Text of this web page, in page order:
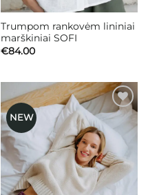
Trumpom rankovėm lininiai
marškiniai SOFI
€84.00
NEW
Mėgstamiausias